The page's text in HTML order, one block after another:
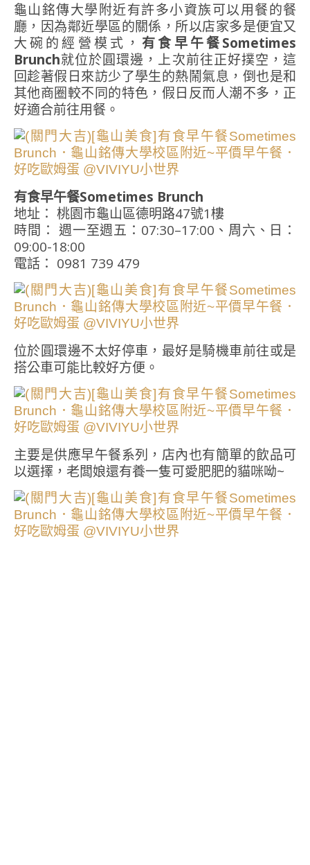
龜山銘傳大學附近有許多小資族可以用餐的餐
廳，因為鄰近學區的關係，所以店家多是便宜又
大碗的經營模式，有食早午餐Sometimes
Brunch就位於圓環邊，上次前往正好撲空，這
回趁著假日來訪少了學生的熱鬧氣息，倒也是和
其他商圈較不同的特色，假日反而人潮不多，正
好適合前往用餐。
有食早午餐Sometimes Brunch
地址： 桃園市龜山區德明路47號1樓
時間： 週一至週五：07:30–17:00、周六、日：
09:00-18:00
電話： 0981 739 479
位於圓環邊不太好停車，最好是騎機車前往或是
搭公車可能比較好方便。
主要是供應早午餐系列，店內也有簡單的飲品可
以選擇，老闆娘還有養一隻可愛肥肥的貓咪呦~